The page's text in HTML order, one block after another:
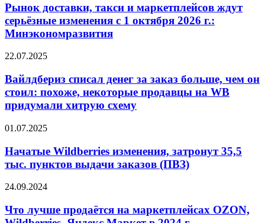
Рынок доставки, такси и маркетплейсов ждут
серьёзные изменения с 1 октября 2026 г.:
Минэкономразвития
22.07.2025
Вайлдбериз списал денег за заказ больше, чем он
стоил: похоже, некоторые продавцы на WB
придумали хитрую схему
01.07.2025
Начатые Wildberries изменения, затронут 35,5
тыс. пунктов выдачи заказов (ПВЗ)
24.09.2024
Что лучше продаётся на маркетплейсах OZON,